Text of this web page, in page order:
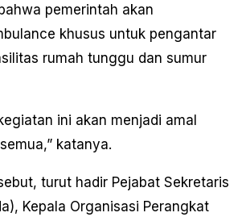
pemerintah akan
khusus untuk pengantar
rumah tunggu dan sumur
ini akan menjadi amal
katanya.
turut hadir Pejabat Sekretaris
Kepala Organisasi Perangkat